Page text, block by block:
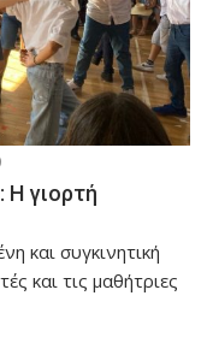
Η γιορτή
και συγκινητική
και τις μαθήτριες